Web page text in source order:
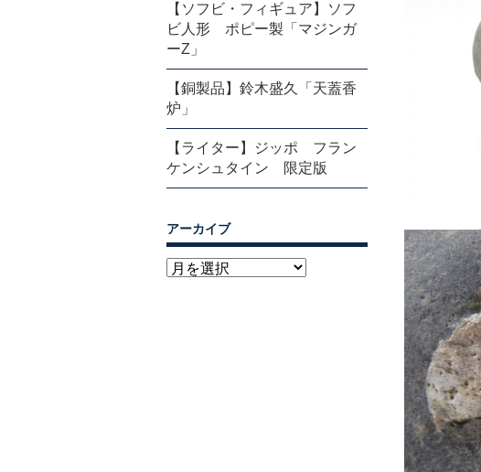
【ソフビ・フィギュア】ソフ
ビ人形 ポピー製「マジンガ
ーZ」
【銅製品】鈴木盛久「天蓋香
炉」
【ライター】ジッポ フラン
ケンシュタイン 限定版
アーカイブ